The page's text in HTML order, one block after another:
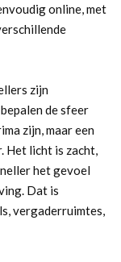
online, met
zijn
de sfeer
zijn, maar een
Het licht is zacht,
het gevoel
Dat is
vergaderruimtes,